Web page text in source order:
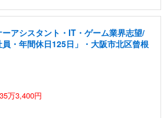
アシスタント・IT・ゲーム業界志望/
・年間休日125日」・大阪市北区曾根
万3,400円